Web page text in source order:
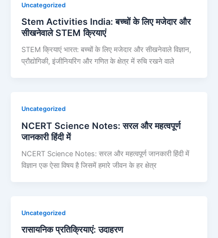
Uncategorized
Stem Activities India: बच्चों के लिए मजेदार और
सीखनेवाले STEM क्रियाएं
STEM क्रियाएं भारत: बच्चों के लिए मजेदार और सीखनेवाले विज्ञान,
प्रौद्योगिकी, इंजीनियरिंग और गणित के क्षेत्र में रुचि रखने वाले
Uncategorized
NCERT Science Notes: सरल और महत्वपूर्ण
जानकारी हिंदी में
NCERT Science Notes: सरल और महत्वपूर्ण जानकारी हिंदी में
विज्ञान एक ऐसा विषय है जिसमें हमारे जीवन के हर क्षेत्र
Uncategorized
रासायनिक प्रतिक्रियाएं: उदाहरण